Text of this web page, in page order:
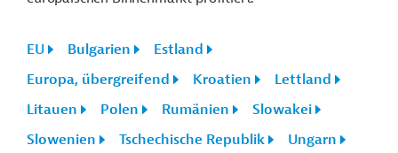
EU Bulgarien
Estland
Europa, übergreifend
Kroatien
Lettland
Litauen
Polen Rumänien
Slowakei
Slowenien
Tschechische Republik
Ungarn